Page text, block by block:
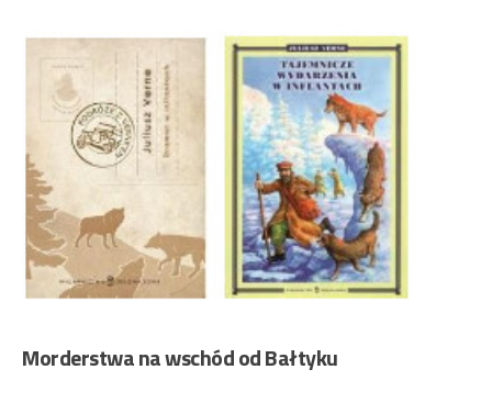
Morderstwa na wschód od Bałtyku